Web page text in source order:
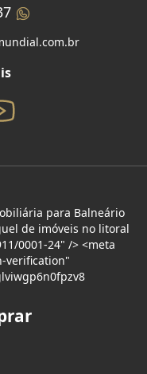
para Balneário
de imóveis no litoral
0001-24" /> <meta
verification"